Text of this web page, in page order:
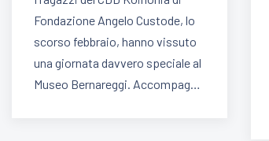
Fondazione Angelo Custode, lo
scorso febbraio, hanno vissuto
una giornata davvero speciale al
Museo Bernareggi. Accompag…